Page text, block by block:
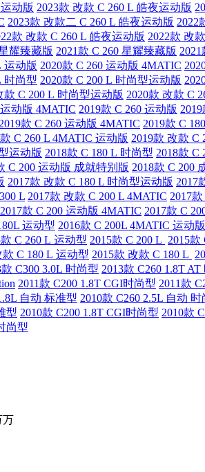
动版 2023款 改款 C 260 L 皓夜运动版
2023款 改款二 C 260 L 皓夜运动版 2022
款 改款 C 260 L 皓夜运动版 2022款 改
耀臻藏版 2021款 C 260 星耀臻藏版
运动版 2020款 C 260 运动版 4MATIC
时尚型 2020款 C 200 L 时尚型运动版
款 C 200 L 时尚型运动版 2020款 改款 C
动版 4MATIC 2019款 C 260 运动版
2019款 C 260 运动版 4MATIC 2019款 C
C 260 L 4MATIC 运动版 2019款 改款 C
运动版 2018款 C 180 L 时尚型 2018款 C
C 200 运动版 成就特别版 2018款 C 200
2017款 改款 C 180 L 时尚型运动版 2017
L 2017款 改款 C 200 L 4MATIC 2017
2017款 C 200 运动版 4MATIC 2017款 C
运动型 2016款 C 200L 4MATIC 运动版
款 C 260 L 运动型 2015款 C 200 L 2015款
款 C 180 L 运动型 2015款 改款 C 180 L
款 C300 3.0L 时尚型 2013款 C260 1.8T
2011款 C200 1.8T CGI时尚型 2011款
自动 标准型 2010款 C260 2.5L 自动 时
型 2010款 C200 1.8T CGI时尚型 2010款
尚型
万